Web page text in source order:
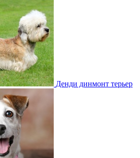
Денди динмонт терьер